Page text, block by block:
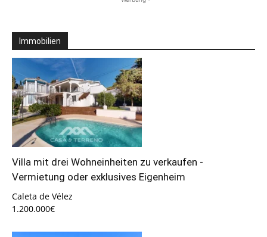
Immobilien
Villa mit drei Wohneinheiten zu verkaufen -
Vermietung oder exklusives Eigenheim
Caleta de Vélez
1.200.000€